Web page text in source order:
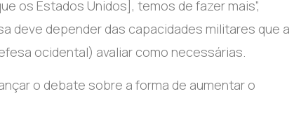
os Estados Unidos], temos de fazer mais”,
deve depender das capacidades militares que a
ocidental) avaliar como necessárias.
o debate sobre a forma de aumentar o